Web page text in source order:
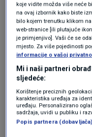
koje vidite možda više neće
na ovaj izbornik kako biste
bilo kojem trenutku klikom
web-stranice [ili plutajuće
je primjenjivo]. Vaši će se
mjesto. Za više pojedinosti
informacije o vašoj
Mi i naši partneri
sljedeće:
Korištenje preciznih
karakteristika uređaja za
uređaju. Personalizirano
sadržaja, uvidi u publiku i
Popis partnera (dobavljača)